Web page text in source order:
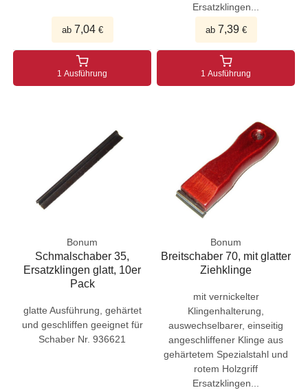
ab 7,04€
1 Ausführung
Ersatzklingen...
ab 7,39€
1 Ausführung
Bonum
Schmalschaber 35,
Ersatzklingen glatt, 10er
Pack
glatte Ausführung, gehärtet
und geschliffen geeignet für
Schaber Nr. 936621
Bonum
Breitschaber 70, mit glatter
Ziehklinge
mit vernickelter
Klingenhalterung,
auswechselbarer, einseitig
angeschliffener Klinge aus
gehärtetem Spezialstahl und
rotem Holzgriff
Ersatzklingen...